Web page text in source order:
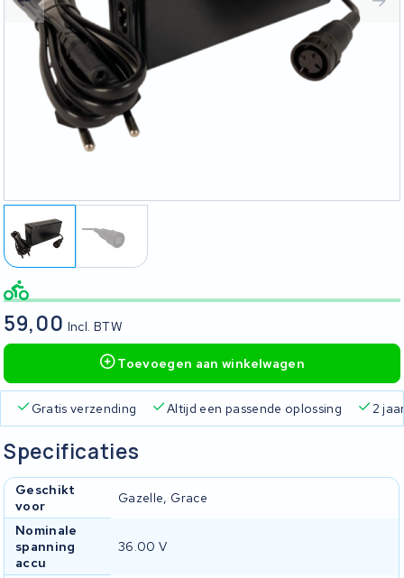
59,00 Incl. BTW
Toevoegen aan winkelwagen
Gratis verzending Altijd een passende oplossing 2
Specificaties
Geschikt
voor
Gazelle, Grace
Nominale
spanning
accu
36.00 V